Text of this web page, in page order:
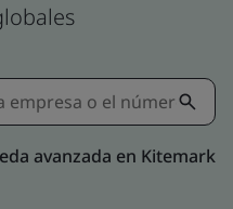
avanzada en Kitemark